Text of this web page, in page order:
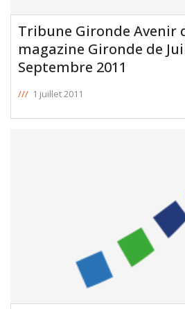
Tribune Gironde Avenir
magazine Gironde de
Septembre 2011
/// 1 juillet 2011